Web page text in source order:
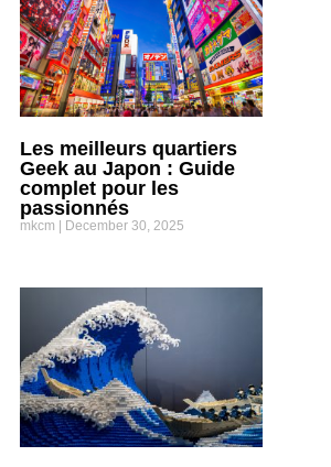
Les meilleurs quartiers
Geek au Japon : Guide
complet pour les
passionnés
mkcm December 30, 2025